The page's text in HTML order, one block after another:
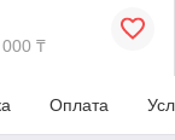
₸
Оплата